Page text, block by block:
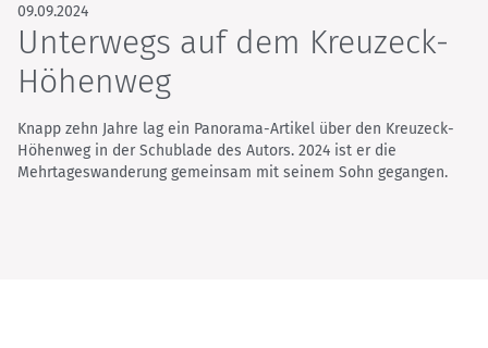
09.09.2024
Unterwegs auf dem Kreuzeck-
Höhenweg
Knapp zehn Jahre lag ein Panorama-Artikel über den Kreuzeck-
Höhenweg in der Schublade des Autors. 2024 ist er die
Mehrtageswanderung gemeinsam mit seinem Sohn gegangen.